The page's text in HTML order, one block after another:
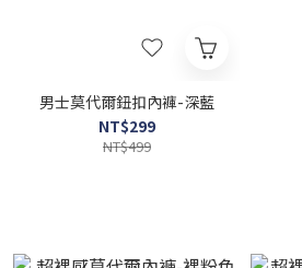
男士莫代爾鈕扣內褲-深藍
NT$299
NT$499